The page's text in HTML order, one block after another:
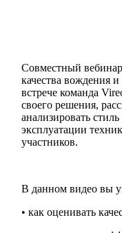
Совместный
качества вождения
встрече команда
своего решения,
анализировать
эксплуатации
участников.
В данном видео вы
• как оценивать